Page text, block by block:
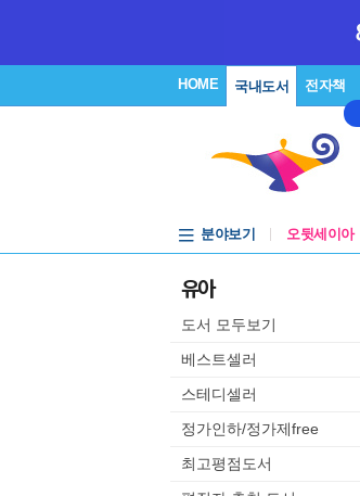
HOME 국내도서 전자책
분야보기 오뒷세이아
유아
도서 모두보기
베스트셀러
스테디셀러
정가인하/정가제free
최고평점도서